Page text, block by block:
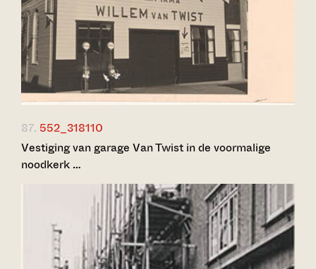
87. 552_318110
Vestiging van garage Van Twist in de voormalige
noodkerk …